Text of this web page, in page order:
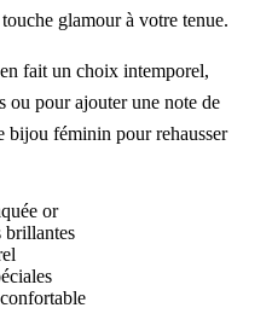
glamour à votre tenue.
fait un choix intemporel,
ou pour ajouter une note de
féminin pour rehausser
or
brillantes